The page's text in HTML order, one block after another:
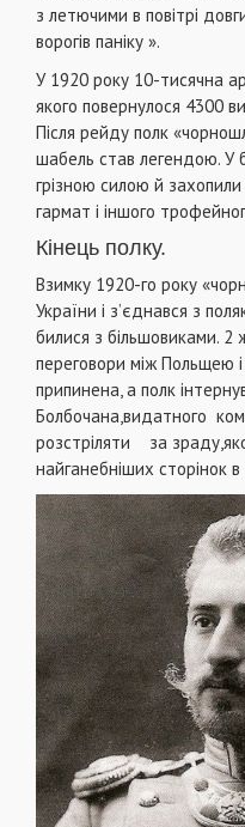
з летючими в повітрі
ворогів паніку ».
У 1920 року 10-тисячна
якого повернулося 4300
Після рейду полк
шабель став легендою. У
грізною силою й
гармат і іншого
Кінець полку.
Взимку 1920-го року
України і з’єднався з
билися з більшовиками. 2
переговори між Польщею
припинена, а полк
Болбочана,видатного
розстріляти за
найганебніших сторінок